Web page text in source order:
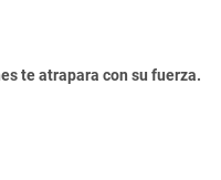
te atrapara con su fuerza.